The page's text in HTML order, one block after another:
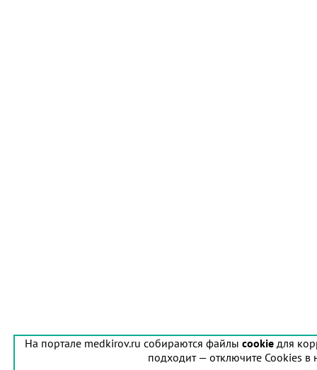
На портале medkirov.ru собираются файлы cookie для
подходит — отключите Cookies в